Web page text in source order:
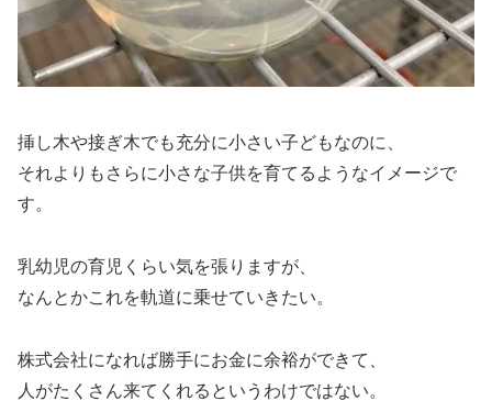
挿し木や接ぎ木でも充分に小さい子どもなのに、
それよりもさらに小さな子供を育てるようなイメージで
す。
乳幼児の育児くらい気を張りますが、
なんとかこれを軌道に乗せていきたい。
株式会社になれば勝手にお金に余裕ができて、
人がたくさん来てくれるというわけではない。